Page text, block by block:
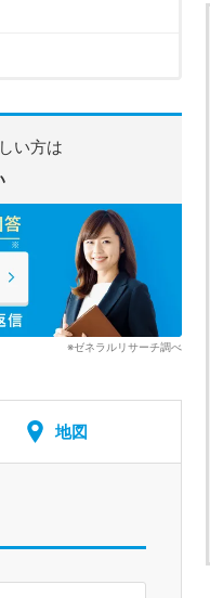
い方は
※ゼネラルリサーチ調べ
地図